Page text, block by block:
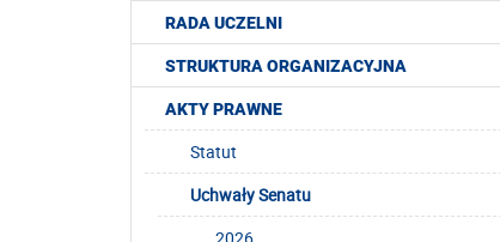
RADA UCZELNI
STRUKTURA ORGANIZACYJNA
AKTY PRAWNE
Statut
Uchwały Senatu